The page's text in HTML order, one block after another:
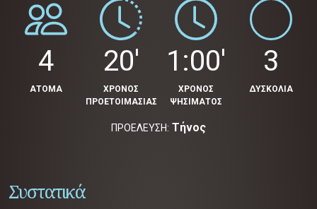
4
ΑΤΟΜΑ
20'
ΧΡΟΝΟΣ
ΠΡΟΕΤΟΙΜΑΣΙΑΣ
1:00'
ΧΡΟΝΟΣ
ΨΗΣΙΜΑΤΟΣ
3
ΔΥΣΚΟΛΙΑ
ΠΡΟΕΛΕΥΣΗ: Τήνος
Συστατικά